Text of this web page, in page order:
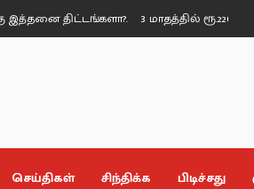
திட்டங்களா?. 3 மாதத்தில் ரூ.22000 கோடி
செய்திகள் சிந்திக்க பிடிச்சது